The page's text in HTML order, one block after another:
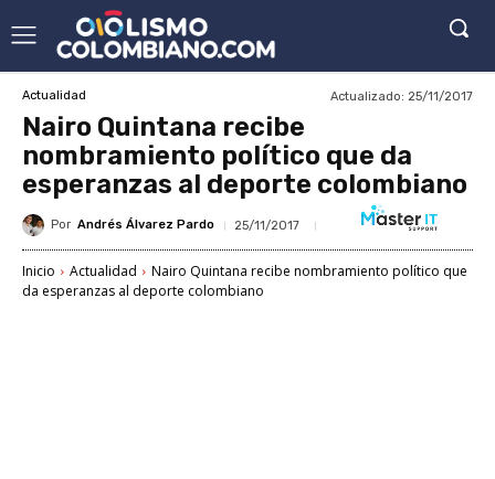
Actualidad Actualizado: 25/11/2017
Nairo Quintana recibe
nombramiento político que da
esperanzas al deporte colombiano
Por Andrés Álvarez Pardo 25/11/2017
Inicio Actualidad
Nairo Quintana recibe nombramiento político que
da esperanzas al deporte colombiano